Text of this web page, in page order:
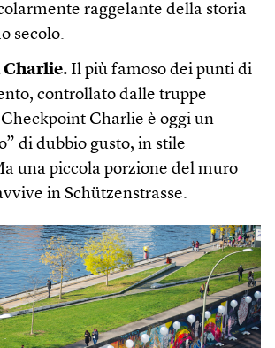
raggelante della storia
secolo.
Il più famoso dei punti di
controllato dalle truppe
Charlie è oggi un
di dubbio gusto, in stile
una piccola porzione del muro
in Schützenstrasse.